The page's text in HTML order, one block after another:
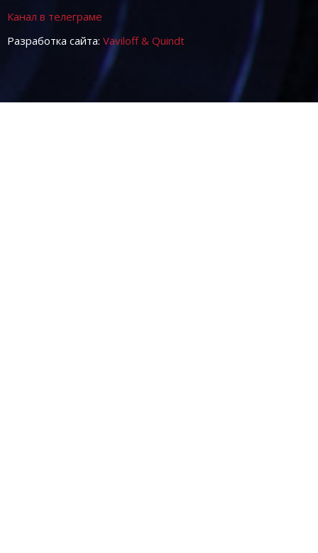
Канал в телеграме
Разработка сайта: Vaviloff & Quindt